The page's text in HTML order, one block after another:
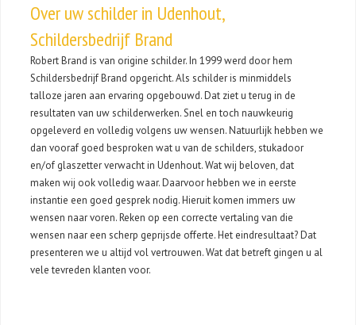
Over uw schilder in Udenhout,
Schildersbedrijf Brand
Robert Brand is van origine schilder. In 1999 werd door hem
Schildersbedrijf Brand opgericht. Als schilder is minmiddels
talloze jaren aan ervaring opgebouwd. Dat ziet u terug in de
resultaten van uw schilderwerken. Snel en toch nauwkeurig
opgeleverd en volledig volgens uw wensen. Natuurlijk hebben we
dan vooraf goed besproken wat u van de schilders, stukadoor
en/of glaszetter verwacht in Udenhout. Wat wij beloven, dat
maken wij ook volledig waar. Daarvoor hebben we in eerste
instantie een goed gesprek nodig. Hieruit komen immers uw
wensen naar voren. Reken op een correcte vertaling van die
wensen naar een scherp geprijsde offerte. Het eindresultaat? Dat
presenteren we u altijd vol vertrouwen. Wat dat betreft gingen u al
vele tevreden klanten voor.